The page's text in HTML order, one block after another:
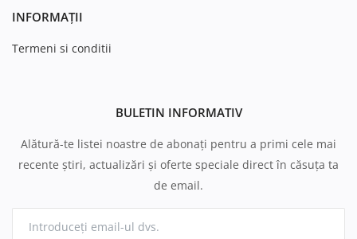
INFORMAȚII
Termeni si conditii
BULETIN INFORMATIV
Alătură-te listei noastre de abonați pentru a primi cele mai
recente știri, actualizări și oferte speciale direct în căsuța ta
de email.